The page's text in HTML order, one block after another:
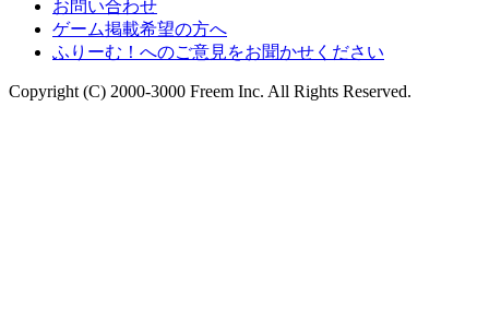
お問い合わせ
ゲーム掲載希望の方へ
ふりーむ！へのご意見をお聞かせください
Copyright (C) 2000-3000 Freem Inc. All Rights Reserved.